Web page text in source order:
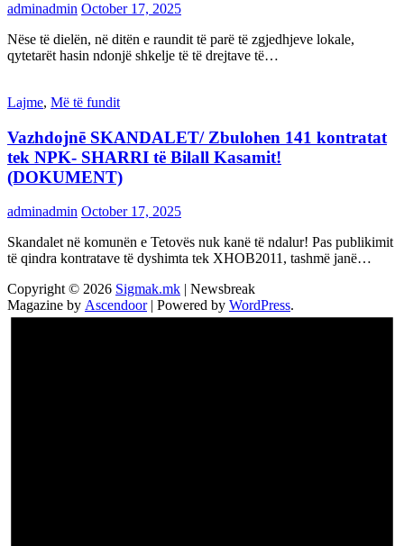
adminadmin October 17, 2025
Nëse të dielën, në ditën e raundit të parë të zgjedhjeve lokale,
qytetarët hasin ndonjë shkelje të të drejtave të…
Lajme, Më të fundit
Vazhdojnē SKANDALET/ Zbulohen 141 kontratat
tek NPK- SHARRI të Bilall Kasamit!
(DOKUMENT)
adminadmin October 17, 2025
Skandalet në komunën e Tetovës nuk kanë të ndalur! Pas publikimit
të qindra kontratave të dyshimta tek XHOB2011, tashmë janë…
Copyright © 2026 Sigmak.mk | Newsbreak
Magazine by Ascendoor| Powered by WordPress.